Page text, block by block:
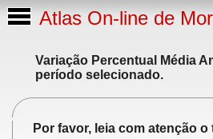
Atlas On-line de
Variação Percentual Média
período selecionado.
Por favor, leia com atenção